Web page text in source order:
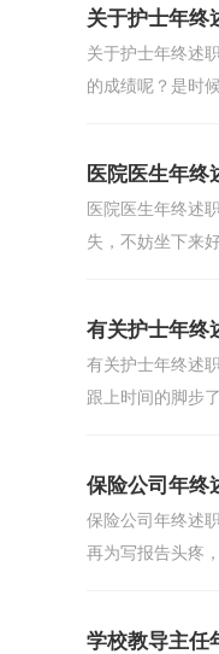
关于护士年终
关于护士年终述
的成绩呢？是时
医院医生年终
医院医生年终述
失，不妨坐下来
有关护士年终
有关护士年终述
跟上时间的脚步
保险公司年终
保险公司年终述
再为写报告头疼
学校教导主任